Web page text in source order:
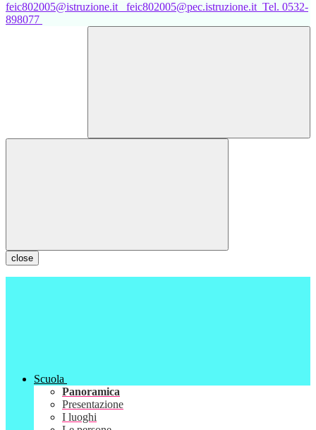
feic802005@istruzione.it feic802005@pec.istruzione.it Tel. 0532-
898077
close
Scuola
Panoramica
Presentazione
I luoghi